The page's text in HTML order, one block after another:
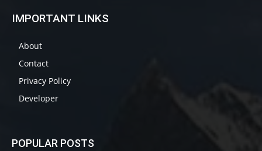
IMPORTANT LINKS
About
Contact
Privacy Policy
Developer
POPULAR POSTS